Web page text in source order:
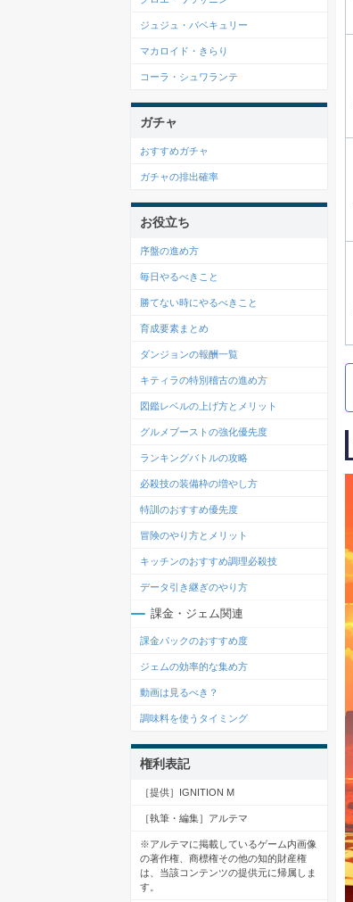
ジュジュ・バベキュリー
マカロイド・きらり
コーラ・シュワランテ
ガチャ
おすすめガチャ
ガチャの排出確率
お役立ち
序盤の進め方
毎日やるべきこと
勝てない時にやるべきこと
育成要素まとめ
ダンジョンの報酬一覧
キティラの特別稽古の進め方
図鑑レベルの上げ方とメリット
グルメブーストの強化優先度
ランキングバトルの攻略
必殺技の装備枠の増やし方
特訓のおすすめ優先度
冒険のやり方とメリット
キッチンのおすすめ調理必殺技
データ引き継ぎのやり方
課金・ジェム関連
課金パックのおすすめ度
ジェムの効率的な集め方
動画は見るべき？
調味料を使うタイミング
権利表記
［提供］IGNITION M
［執筆・編集］アルテマ
※アルテマに掲載しているゲーム内画像
の著作権、商標権その他の知的財産権
は、当該コンテンツの提供元に帰属しま
す。